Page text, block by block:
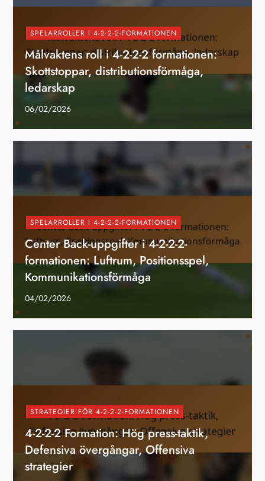
SPELARROLLER I 4-2-2-2-FORMATIONEN
Målvaktens roll i 4-2-2-2 formationen:
Skottstoppar, distributionsförmåga,
ledarskap
06/02/2026
SPELARROLLER I 4-2-2-2-FORMATIONEN
Center Back-uppgifter i 4-2-2-2-
formationen: Luftrum, Positionsspel,
Kommunikationsförmåga
04/02/2026
STRATEGIER FÖR 4-2-2-2-FORMATIONEN
4-2-2-2 Formation: Hög press-taktik,
Defensiva övergångar, Offensiva
strategier